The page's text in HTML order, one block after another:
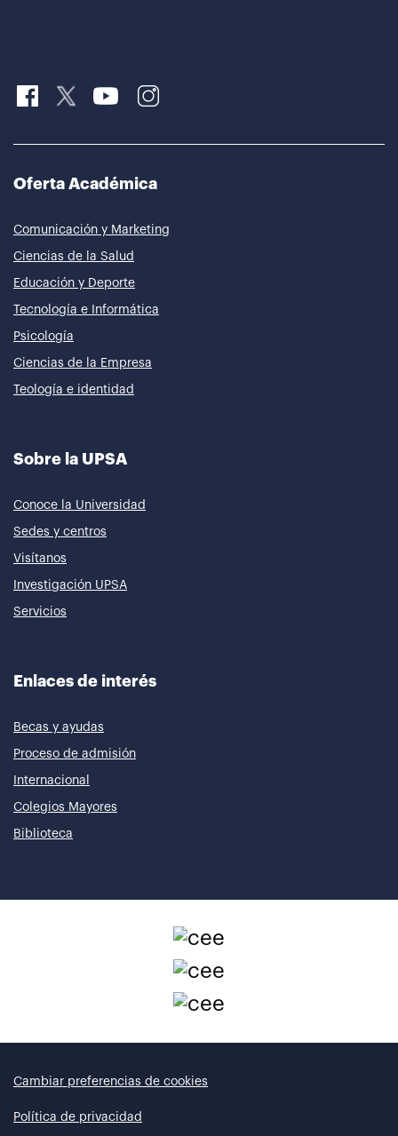
Oferta Académica
Comunicación y Marketing
Ciencias de la Salud
Educación y Deporte
Tecnología e Informática
Psicología
Ciencias de la Empresa
Teología e identidad
Sobre la UPSA
Conoce la Universidad
Sedes y centros
Visítanos
Investigación UPSA
Servicios
Enlaces de interés
Becas y ayudas
Proceso de admisión
Internacional
Colegios Mayores
Biblioteca
Cambiar preferencias de cookies
Política de privacidad